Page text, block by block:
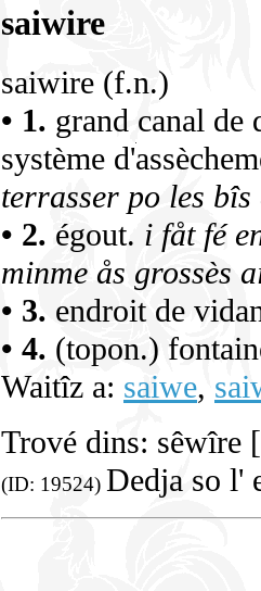
saiwire
saiwire (f.n.)
• 1. grand canal de
système
terrasser po les
• 2. égout. i fåt fé
minme ås grossès
• 3. endroit de
• 4. (topon.)
Waitîz a: saiwe,
Trové dins:
(ID: 19524) Dedja so l'